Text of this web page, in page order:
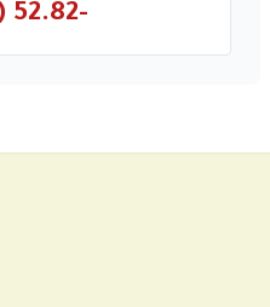
-52.82 (-1.22%)